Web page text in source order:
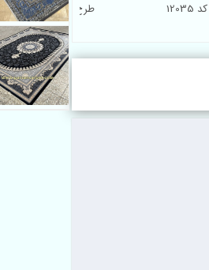
طرح سنتی
کد 12035